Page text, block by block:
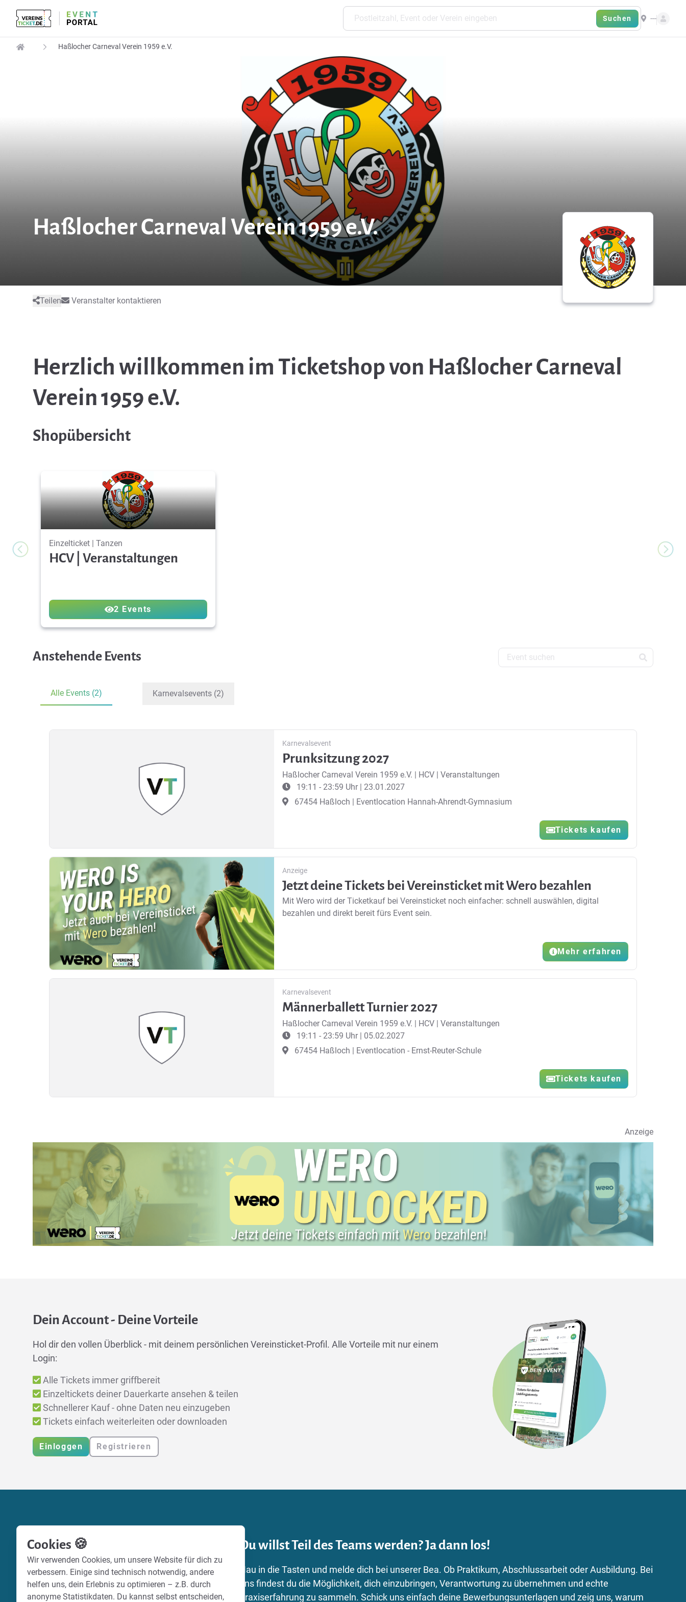
Suchen ---
Haßlocher Carneval Verein 1959 e.V.
Haßlocher Carneval Verein 1959 e.V.
Teilen Veranstalter kontaktieren
Herzlich willkommen im Ticketshop von Haßlocher Carneval
Verein 1959 e.V.
Shopübersicht
Einzelticket | Tanzen
HCV | Veranstaltungen
2 Events
Anstehende Events
Alle Events (2) Karnevalsevents (2)
Karnevalsevent
Prunksitzung 2027
Haßlocher Carneval Verein 1959 e.V. | HCV | Veranstaltungen
19:11 - 23:59 Uhr | 23.01.2027
67454 Haßloch | Eventlocation Hannah-Ahrendt-Gymnasium
Tickets kaufen
Anzeige
Jetzt deine Tickets bei Vereinsticket mit Wero bezahlen
Mit Wero wird der Ticketkauf bei Vereinsticket noch einfacher: schnell auswählen, digital
bezahlen und direkt bereit fürs Event sein.
Mehr erfahren
Karnevalsevent
Männerballett Turnier 2027
Haßlocher Carneval Verein 1959 e.V. | HCV | Veranstaltungen
19:11 - 23:59 Uhr | 05.02.2027
67454 Haßloch | Eventlocation - Ernst-Reuter-Schule
Tickets kaufen
Anzeige
Dein Account - Deine Vorteile
Hol dir den vollen Überblick - mit deinem persönlichen Vereinsticket-Profil. Alle Vorteile mit nur einem
Login:
Alle Tickets immer griffbereit
Einzeltickets deiner Dauerkarte ansehen & teilen
Schnellerer Kauf - ohne Daten neu einzugeben
Tickets einfach weiterleiten oder downloaden
Einloggen Registrieren
Du willst Teil des Teams werden? Ja dann los!
Hau in die Tasten und melde dich bei unserer Bea. Ob Praktikum, Abschlussarbeit oder Ausbildung. Bei
uns findest du die Möglichkeit, dich einzubringen, Verantwortung zu übernehmen und echte
Praxiserfahrung zu sammeln. Schick uns einfach deine Bewerbungsunterlagen und zeig uns, warum
Cookies 🍪
Wir verwenden Cookies, um unsere Website für dich zu
verbessern. Einige sind technisch notwendig, andere
helfen uns, dein Erlebnis zu optimieren – z.B. durch
anonyme Statistikdaten. Du kannst selbst entscheiden,